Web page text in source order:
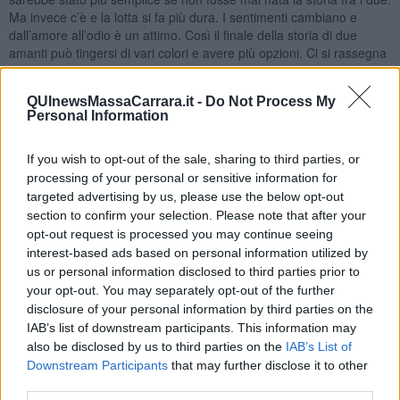
QUInewsMassaCarrara.it - Do Not Process My
Personal Information
If you wish to opt-out of the sale, sharing to third parties, or
processing of your personal or sensitive information for
targeted advertising by us, please use the below opt-out
section to confirm your selection. Please note that after your
opt-out request is processed you may continue seeing
interest-based ads based on personal information utilized by
us or personal information disclosed to third parties prior to
your opt-out. You may separately opt-out of the further
disclosure of your personal information by third parties on the
IAB’s list of downstream participants. This information may
also be disclosed by us to third parties on the IAB’s List of
Downstream Participants that may further disclose it to other
Ma invece c’è e la lotta si fa più dura. I sentimenti cambiano e
dall’amore all’odio è un attimo. Così il finale della storia di due
amanti può tingersi di vari colori e avere più opzioni. Ci si rassegna
a vivere così finché fatti esterni non modifichino qualcosa
diventando nel frattempo vecchi insieme, senza più entusiasmo ne
speranze ma camminando a passi strascicati oppure uno dei due
molla la storia (quasi sempre lei).
Il trauma allora è grandissimo, a rischio di infarto, anche se gli
affetti familiari supportano la tragedia dell’abbandono.Così si
elabora il lutto con le sue fasi: dapprima si odia la donna e si
considera ingrata, ci si sente sfruttati e usati. La realtà si accetta
male, più ci si sforza di dimenticare, di ignorare, più ci si ostina a
stare su questa fase, più si rimane infognati nella trama tessuta con
le proprie mani. Si può implorare alla donna, di effettuare un
percorso condiviso, di lento e costante allontanamento ma così
rimane un filo sottile che impedirebbe la rottura definitiva e farebbe
vivere l’altro con la speranza di una rinascita dell’amore perduto.
Che fare per uscire da questa situazione? Occorre solo
concedersi un giusto “periodo di lutto”, farsene una ragione, magari
andare a trovare o riallacciare con qualche ex, vedere il lato
positivo della cosa, far cicatrizzare la ferita. Anche i nostri